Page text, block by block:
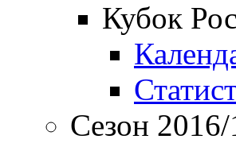
Кубок
Сезон 2016/